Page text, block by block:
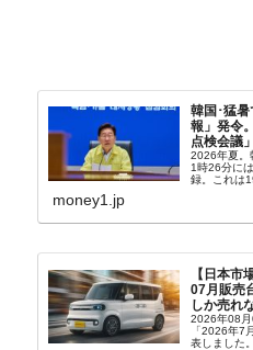
韓国･猛
報」発令
点検会議」
2026年夏。
1時26分に
録。これは
以来の韓国
ウル市全域
money1.jp
【日本市
07月販売
しか売れ
2026年08月
「2026年7
表しました